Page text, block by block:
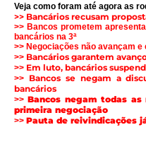
Veja como foram até agora as
>> Bancários recusam
>> Bancos prometem
bancários na 3ª
>> Negociações não avançam
>> Bancários garantem
>> Em luto, bancários
>> Bancos se negam a
bancários
>> Bancos negam todas
primeira negociação
>> Pauta de reivindicações